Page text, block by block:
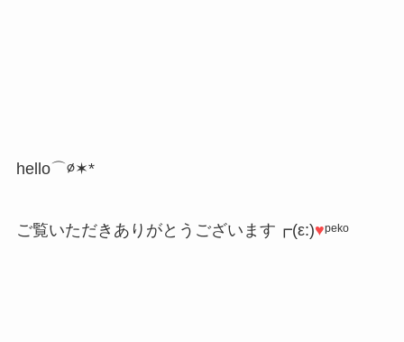
hello⌒∅✶*
ご覧いただきありがとうございます┏(ε:)♥︎ᵖᵉᵏᵒ